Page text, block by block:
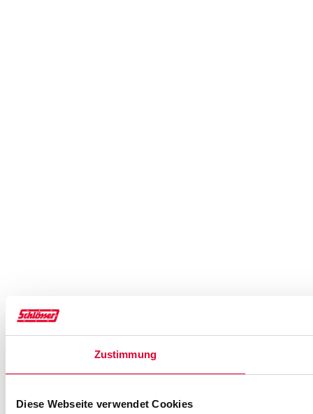
Zustimmung
Diese Webseite verwendet Cookies